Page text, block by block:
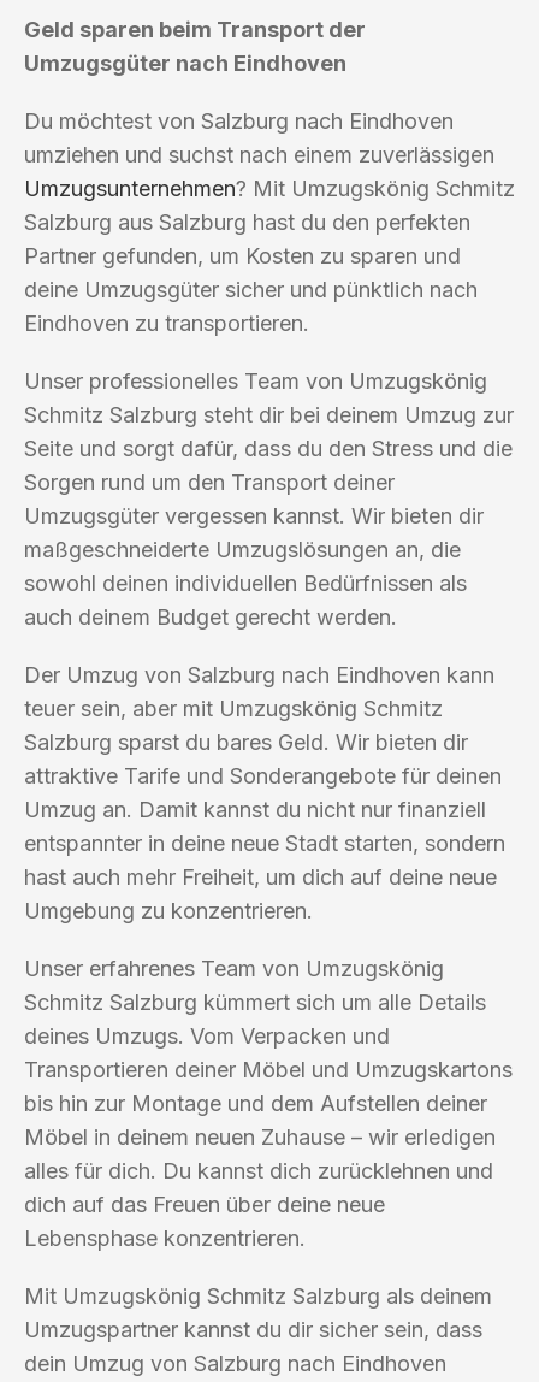
Geld sparen beim Transport der
Umzugsgüter nach Eindhoven
Du möchtest von Salzburg nach Eindhoven
umziehen und suchst nach einem zuverlässigen
Umzugsunternehmen? Mit Umzugskönig Schmitz
Salzburg aus Salzburg hast du den perfekten
Partner gefunden, um Kosten zu sparen und
deine Umzugsgüter sicher und pünktlich nach
Eindhoven zu transportieren.
Unser professionelles Team von Umzugskönig
Schmitz Salzburg steht dir bei deinem Umzug zur
Seite und sorgt dafür, dass du den Stress und die
Sorgen rund um den Transport deiner
Umzugsgüter vergessen kannst. Wir bieten dir
maßgeschneiderte Umzugslösungen an, die
sowohl deinen individuellen Bedürfnissen als
auch deinem Budget gerecht werden.
Der Umzug von Salzburg nach Eindhoven kann
teuer sein, aber mit Umzugskönig Schmitz
Salzburg sparst du bares Geld. Wir bieten dir
attraktive Tarife und Sonderangebote für deinen
Umzug an. Damit kannst du nicht nur finanziell
entspannter in deine neue Stadt starten, sondern
hast auch mehr Freiheit, um dich auf deine neue
Umgebung zu konzentrieren.
Unser erfahrenes Team von Umzugskönig
Schmitz Salzburg kümmert sich um alle Details
deines Umzugs. Vom Verpacken und
Transportieren deiner Möbel und Umzugskartons
bis hin zur Montage und dem Aufstellen deiner
Möbel in deinem neuen Zuhause – wir erledigen
alles für dich. Du kannst dich zurücklehnen und
dich auf das Freuen über deine neue
Lebensphase konzentrieren.
Mit Umzugskönig Schmitz Salzburg als deinem
Umzugspartner kannst du dir sicher sein, dass
dein Umzug von Salzburg nach Eindhoven